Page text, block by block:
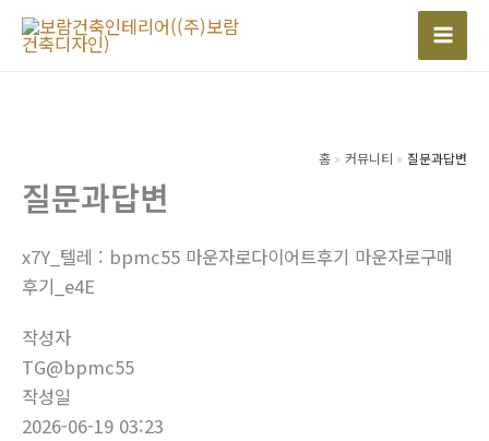
Main
홈 커뮤니티 질문과답변
질문과답변
x7Y_텔레 : bpmc55 마운자로다이어트후기 마운자로구매
후기_e4E
작성자
TG@bpmc55
작성일
2026-06-19 03:23